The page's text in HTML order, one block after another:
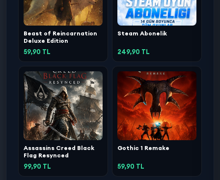
Beast of Reincarnation
Deluxe Edition
59,90 TL
Steam Abonelik
249,90 TL
Assassins Creed Black
Flag Resynced
99,90 TL
Gothic 1 Remake
59,90 TL